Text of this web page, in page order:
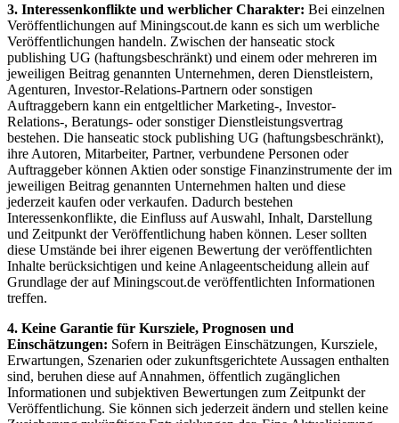
3. Interessenkonflikte und werblicher Charakter: Bei einzelnen
Veröffentlichungen auf Miningscout.de kann es sich um werbliche
Veröffentlichungen handeln. Zwischen der hanseatic stock
publishing UG (haftungsbeschränkt) und einem oder mehreren im
jeweiligen Beitrag genannten Unternehmen, deren Dienstleistern,
Agenturen, Investor-Relations-Partnern oder sonstigen
Auftraggebern kann ein entgeltlicher Marketing-, Investor-
Relations-, Beratungs- oder sonstiger Dienstleistungsvertrag
bestehen. Die hanseatic stock publishing UG (haftungsbeschränkt),
ihre Autoren, Mitarbeiter, Partner, verbundene Personen oder
Auftraggeber können Aktien oder sonstige Finanzinstrumente der im
jeweiligen Beitrag genannten Unternehmen halten und diese
jederzeit kaufen oder verkaufen. Dadurch bestehen
Interessenkonflikte, die Einfluss auf Auswahl, Inhalt, Darstellung
und Zeitpunkt der Veröffentlichung haben können. Leser sollten
diese Umstände bei ihrer eigenen Bewertung der veröffentlichten
Inhalte berücksichtigen und keine Anlageentscheidung allein auf
Grundlage der auf Miningscout.de veröffentlichten Informationen
treffen.
4. Keine Garantie für Kursziele, Prognosen und
Einschätzungen: Sofern in Beiträgen Einschätzungen, Kursziele,
Erwartungen, Szenarien oder zukunftsgerichtete Aussagen enthalten
sind, beruhen diese auf Annahmen, öffentlich zugänglichen
Informationen und subjektiven Bewertungen zum Zeitpunkt der
Veröffentlichung. Sie können sich jederzeit ändern und stellen keine